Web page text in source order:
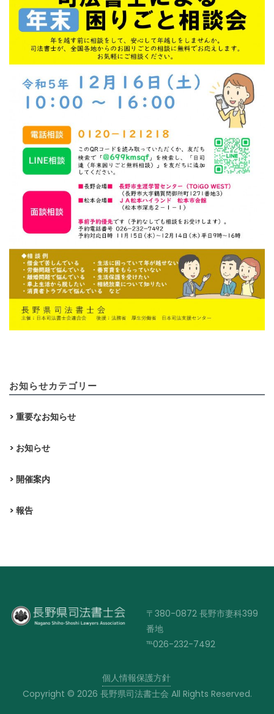
お知らせカテゴリー
> 重要なお知らせ
> お知らせ
> 開催案内
> 報告
〒380-0872 長野市妻科399
番地
℡026-232-7492
個人情報保護方針
Copyright © 2026 長野県司法書士会 All Rights Reserved.